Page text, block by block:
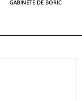
GABINETE DE BORIC